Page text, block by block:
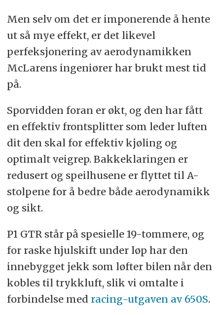
Men selv om det er imponerende å hente
ut så mye effekt, er det likevel
perfeksjonering av aerodynamikken
McLarens ingeniører har brukt mest tid
på.
Sporvidden foran er økt, og den har fått
en effektiv frontsplitter som leder luften
dit den skal for effektiv kjøling og
optimalt veigrep. Bakkeklaringen er
redusert og speilhusene er flyttet til A-
stolpene for å bedre både aerodynamikk
og sikt.
P1 GTR står på spesielle 19-tommere, og
for raske hjulskift under løp har den
innebygget jekk som løfter bilen når den
kobles til trykkluft, slik vi omtalte i
forbindelse med racing-utgaven av 650S.